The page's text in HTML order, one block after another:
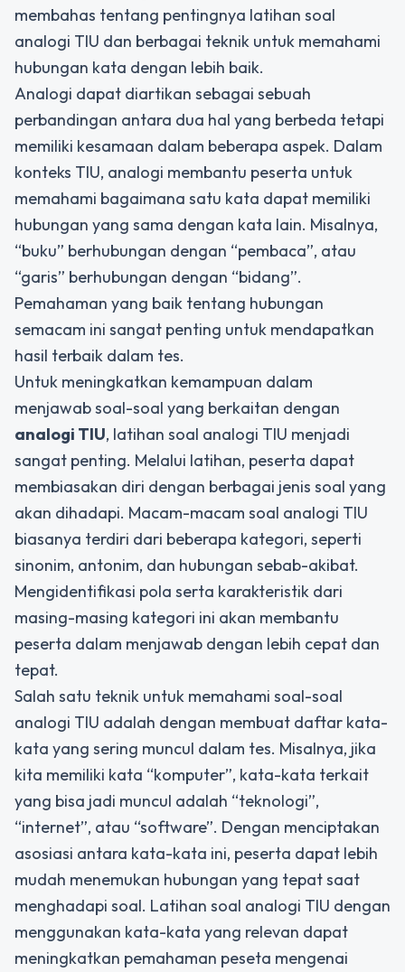
membahas tentang pentingnya latihan soal
analogi TIU dan berbagai teknik untuk memahami
hubungan kata dengan lebih baik.
Analogi dapat diartikan sebagai sebuah
perbandingan antara dua hal yang berbeda tetapi
memiliki kesamaan dalam beberapa aspek. Dalam
konteks TIU, analogi membantu peserta untuk
memahami bagaimana satu kata dapat memiliki
hubungan yang sama dengan kata lain. Misalnya,
“buku” berhubungan dengan “pembaca”, atau
“garis” berhubungan dengan “bidang”.
Pemahaman yang baik tentang hubungan
semacam ini sangat penting untuk mendapatkan
hasil terbaik dalam tes.
Untuk meningkatkan kemampuan dalam
menjawab soal-soal yang berkaitan dengan
analogi TIU, latihan soal analogi TIU menjadi
sangat penting. Melalui latihan, peserta dapat
membiasakan diri dengan berbagai jenis soal yang
akan dihadapi. Macam-macam soal analogi TIU
biasanya terdiri dari beberapa kategori, seperti
sinonim, antonim, dan hubungan sebab-akibat.
Mengidentifikasi pola serta karakteristik dari
masing-masing kategori ini akan membantu
peserta dalam menjawab dengan lebih cepat dan
tepat.
Salah satu teknik untuk memahami soal-soal
analogi TIU adalah dengan membuat daftar kata-
kata yang sering muncul dalam tes. Misalnya, jika
kita memiliki kata “komputer”, kata-kata terkait
yang bisa jadi muncul adalah “teknologi”,
“internet”, atau “software”. Dengan menciptakan
asosiasi antara kata-kata ini, peserta dapat lebih
mudah menemukan hubungan yang tepat saat
menghadapi soal. Latihan soal analogi TIU dengan
menggunakan kata-kata yang relevan dapat
meningkatkan pemahaman peseta mengenai